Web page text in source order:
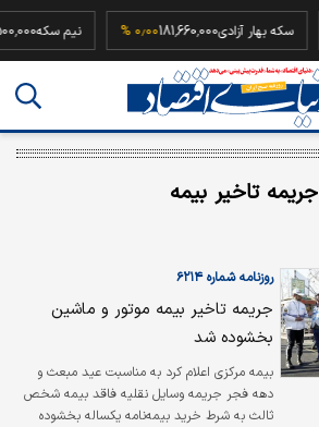
سکه بهار آزادی181,660,000۰٫۰۰ % نیم سکه
جریمه تاخیر بیمه
روزنامه شماره ۶۲۱۴
جریمه تاخیر بیمه موتور و ماشین
بخشوده شد
بیمه مرکزی اعلام کرد به مناسبت عید مبعث و
دهه فجر جریمه وسایل نقلیه فاقد بیمه شخص
ثالث به شرط خرید بیمه‌نامه یکساله بخشوده